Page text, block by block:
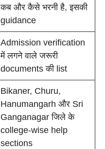
कब और कैसे भरनी है, इसकी
guidance
Admission verification
में लगने वाले जरूरी
documents की list
Bikaner, Churu,
Hanumangarh और Sri
Ganganagar जिले के
college-wise help
sections